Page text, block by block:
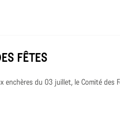
FÊTES
enchères du 03 juillet, le Comité des